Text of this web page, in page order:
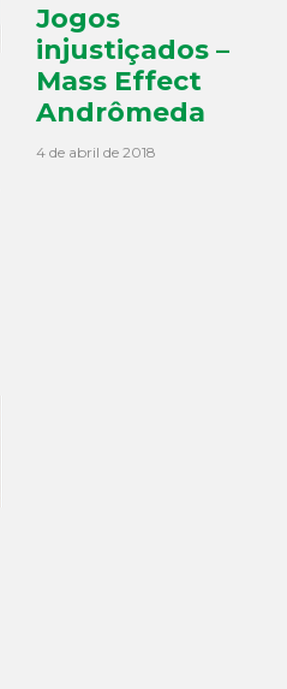
Jogos
injustiçados –
Mass Effect
Andrômeda
4 de abril de 2018